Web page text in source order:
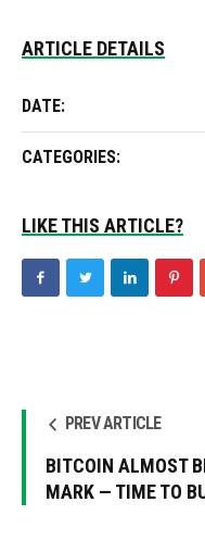
ARTICLE DETAILS
DATE:
CATEGORIES:
LIKE THIS ARTICLE?
PREV ARTICLE
BITCOIN ALMOST
MARK — TIME TO